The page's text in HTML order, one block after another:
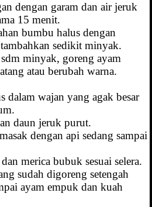
dengan garam dan air jeruk
15 menit.
bumbu halus dengan
sedikit minyak.
minyak, goreng ayam
atau berubah warna.
dalam wajan yang agak besar
daun jeruk purut.
dengan api sedang sampai
merica bubuk sesuai selera.
sudah digoreng setengah
ayam empuk dan kuah